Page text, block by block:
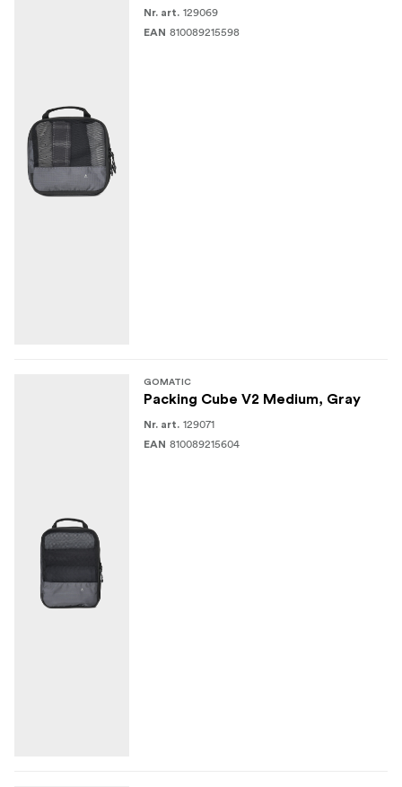
Nr. art. 129069
EAN 810089215598
GOMATIC
Packing Cube V2 Medium, Gray
Nr. art. 129071
EAN 810089215604